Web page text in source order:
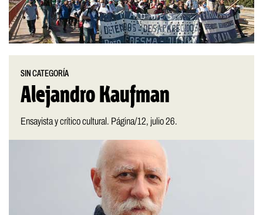
SIN CATEGORÍA
Alejandro Kaufman
Ensayista y crítico cultural. Página/12, julio 26.